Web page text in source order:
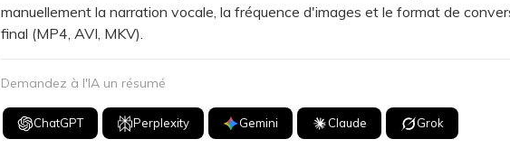
manuellement la narration vocale, la fréquence d'images et le format de
final (MP4, AVI, MKV).
Demandez à l'IA un résumé
ChatGPT Perplexity Gemini Claude Grok